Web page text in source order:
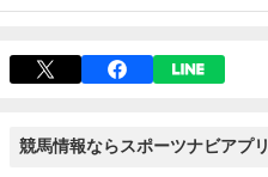
競馬情報ならスポーツナビアプリ